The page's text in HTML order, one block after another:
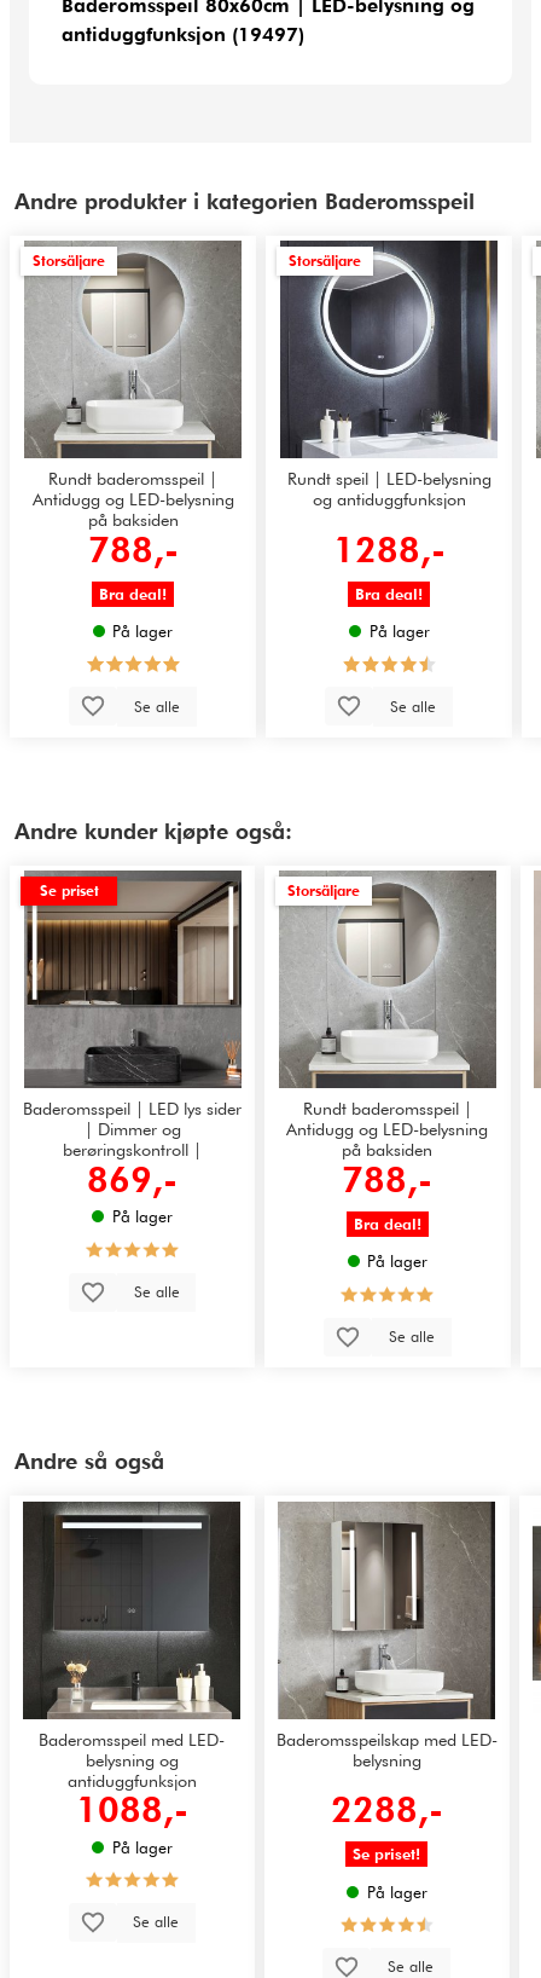
Baderomsspeil 80x60cm | LED-belysning og
antiduggfunksjon (19497)
Andre produkter i kategorien Baderomsspeil
Storsäljare
Rundt baderomsspeil |
Antidugg og LED-belysning
på baksiden
788,-
Bra deal!
På lager
Se alle
Storsäljare
Rundt speil | LED-belysning
og antiduggfunksjon
1288,-
Bra deal!
På lager
Se alle
Andre kunder kjøpte også:
Se priset
Baderomsspeil | LED lys sider
| Dimmer og
berøringskontroll |
Rektangulær
869,-
På lager
Se alle
Storsäljare
Rundt baderomsspeil |
Antidugg og LED-belysning
på baksiden
788,-
Bra deal!
På lager
Se alle
Andre så også
Baderomsspeil med LED-
belysning og
antiduggfunksjon
1088,-
På lager
Se alle
Baderomsspeilskap med LED-
belysning
2288,-
Se priset!
På lager
Se alle